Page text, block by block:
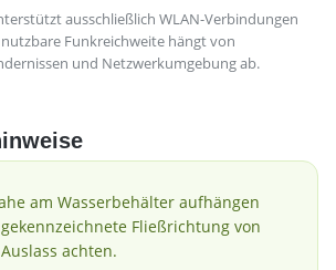
ausschließlich WLAN-Verbindungen
nutzbare Funkreichweite hängt von
und Netzwerkumgebung ab.
am Wasserbehälter aufhängen
Fließrichtung von
achten.